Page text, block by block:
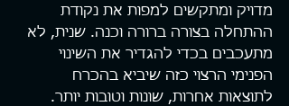
מדויק ומתקשים למפות את נקודת
ההתחלה בצורה ברורה וכנה. שנית, לא
מתעכבים בכדי להגדיר את השינוי
הפנימי הרצוי כזה שיביא בהכרח
לתוצאות אחרות, שונות וטובות יותר.